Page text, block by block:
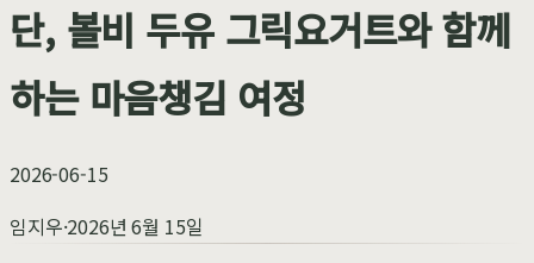
단, 볼비 두유 그릭요거트와 함께
하는 마음챙김 여정
2026-06-15
임지우·2026년 6월 15일